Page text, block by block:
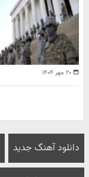
۲۰ مهر ۱۴۰۴
دانلود آهنگ جدید